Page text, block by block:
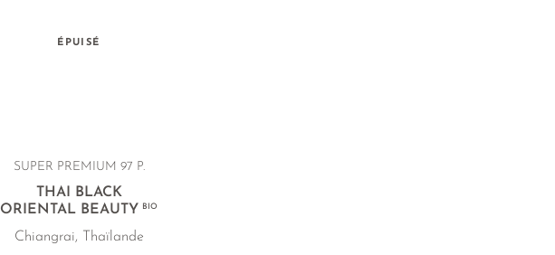
ÉPUISÉ
SUPER PREMIUM 97 P.
THAI BLACK
ORIENTAL BEAUTY
BIO
Chiangrai, Thaïlande